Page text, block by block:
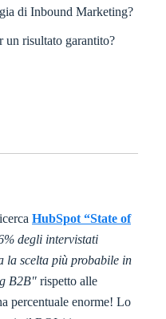
di Inbound Marketing?
un risultato garantito?
HubSpot “State of
degli intervistati
la scelta più probabile in
B2B" rispetto alle
percentuale enorme! Lo